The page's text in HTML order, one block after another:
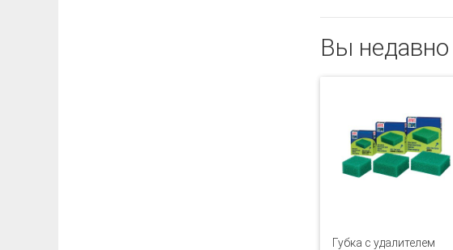
Вы
Губка с удалителем